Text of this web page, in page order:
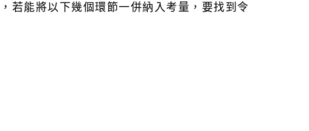
若能將以下幾個環節一併納入考量，要找到令